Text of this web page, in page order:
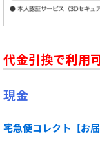
代金引換で利用
現金
宅急便コレクト【お